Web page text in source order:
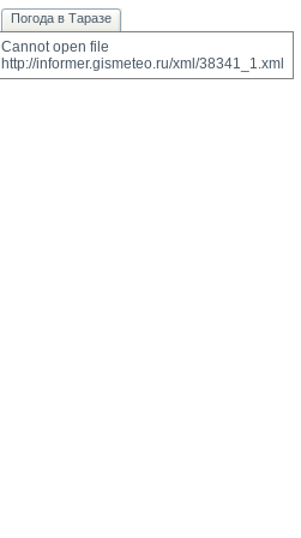
Погода в Таразе
Cannot open file
http://informer.gismeteo.ru/xml/38341_1.xml